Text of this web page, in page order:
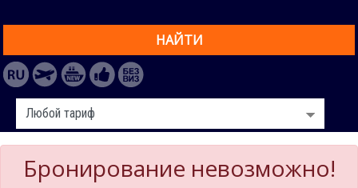
НАЙТИ
Бронирование невозможно!